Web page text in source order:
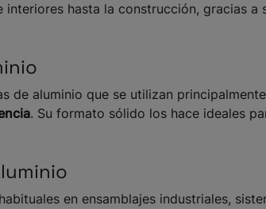
hasta la construcción, gracias a
de aluminio que se utilizan
. Su formato sólido los hace ideales
en ensamblajes industriales,